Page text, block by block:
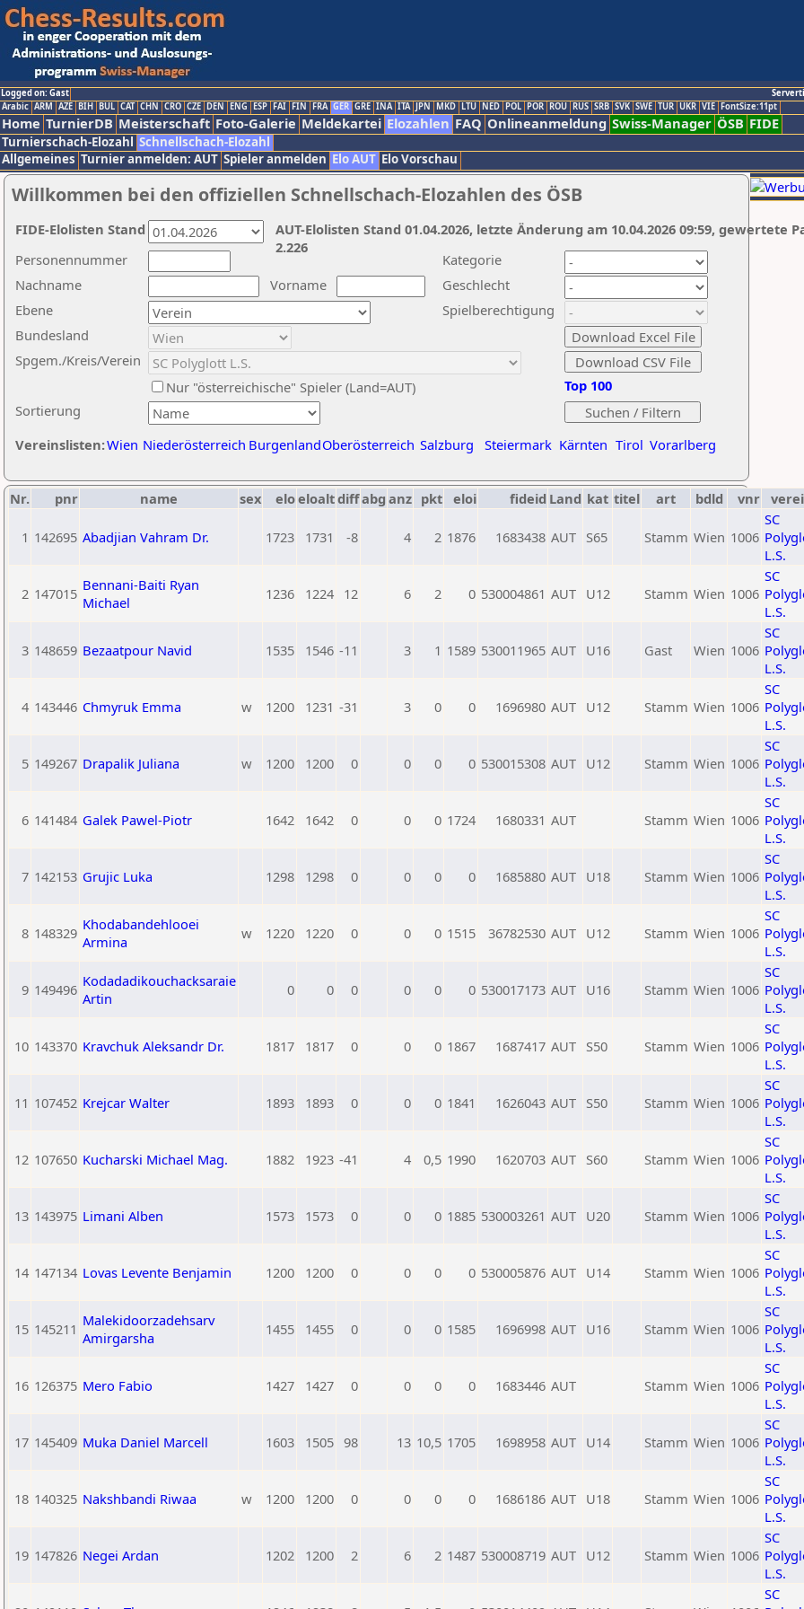
Logged on: Gast
Arabic ARM AZE BIH BUL CAT CHN CRO CZE DEN ENG ESP FAI FIN FRA GER GRE INA ITA JPN MKD LTU NED POL POR ROU RUS SRB SVK SWE TUR UKR VIE FontSize:11pt
Home TurnierDB Meisterschaft Foto-Galerie Meldekartei Elozahlen FAQ Onlineanmeldung Swiss-Manager ÖSB FIDE
Turnierschach-Elozahl Schnellschach-Elozahl
Allgemeines Turnier anmelden: AUT Spieler anmelden Elo AUT Elo Vorschau
Willkommen bei den offiziellen Schnellschach-Elozahlen des ÖSB
Nachname
Vorname
Ebene
Kategorie
Sortierung
Personennummer
Bundesland
Spgem./Kreis/Verein
Geschlecht
Nur "österreichische" Spieler (Land=AUT)
Spielberechtigung
Vereinslisten:Wien Niederösterreich BurgenlandOberösterreich Salzburg Steiermark Kärnten Tirol Vorarlberg
Top 100
AUT-Elolisten Stand 01.04.2026, letzte Änderung am 10.04.2026 09:59, gewertete
2.226
FIDE-Elolisten Stand
Nr. pnr name sex eloeloaltdiffabg anz pkt eloi fideid Land kat titel art bdld vnr
1 142695 Abadjian Vahram Dr. 1723 1731 -8 4 2 1876 1683438 AUT S65 Stamm Wien 1006
SC
L.S.
2 147015 Bennani-Baiti Ryan
Michael
1236 1224 12 6 2 0 530004861 AUT U12 Stamm Wien 1006
SC
L.S.
3 148659 Bezaatpour Navid 1535 1546 -11 3 1 1589 530011965 AUT U16 Gast Wien 1006
SC
L.S.
4 143446 Chmyruk Emma w 1200 1231 -31 3 0 0 1696980 AUT U12 Stamm Wien 1006
SC
L.S.
5 149267 Drapalik Juliana w 1200 1200 0 0 0 0 530015308 AUT U12 Stamm Wien 1006
SC
L.S.
6 141484 Galek Pawel-Piotr 1642 1642 0 0 0 1724 1680331 AUT Stamm Wien 1006
SC
L.S.
7 142153 Grujic Luka 1298 1298 0 0 0 0 1685880 AUT U18 Stamm Wien 1006
SC
L.S.
8 148329 Khodabandehlooei
Armina
w 1220 1220 0 0 0 1515 36782530 AUT U12 Stamm Wien 1006
SC
L.S.
9 149496 Kodadadikouchacksaraie
Artin
0 0 0 0 0 0 530017173 AUT U16 Stamm Wien 1006
SC
L.S.
10 143370 Kravchuk Aleksandr Dr. 1817 1817 0 0 0 1867 1687417 AUT S50 Stamm Wien 1006
SC
L.S.
11 107452 Krejcar Walter 1893 1893 0 0 0 1841 1626043 AUT S50 Stamm Wien 1006
SC
L.S.
12 107650 Kucharski Michael Mag. 1882 1923 -41 4 0,5 1990 1620703 AUT S60 Stamm Wien 1006
SC
L.S.
13 143975 Limani Alben 1573 1573 0 0 0 1885 530003261 AUT U20 Stamm Wien 1006
SC
L.S.
14 147134 Lovas Levente Benjamin 1200 1200 0 0 0 0 530005876 AUT U14 Stamm Wien 1006
SC
L.S.
15 145211 Malekidoorzadehsarv
Amirgarsha
1455 1455 0 0 0 1585 1696998 AUT U16 Stamm Wien 1006
SC
L.S.
16 126375 Mero Fabio 1427 1427 0 0 0 0 1683446 AUT Stamm Wien 1006
SC
L.S.
17 145409 Muka Daniel Marcell 1603 1505 98 13 10,5 1705 1698958 AUT U14 Stamm Wien 1006
SC
L.S.
18 140325 Nakshbandi Riwaa w 1200 1200 0 0 0 0 1686186 AUT U18 Stamm Wien 1006
SC
L.S.
19 147826 Negei Ardan 1202 1200 2 6 2 1487 530008719 AUT U12 Stamm Wien 1006
SC
L.S.
SC